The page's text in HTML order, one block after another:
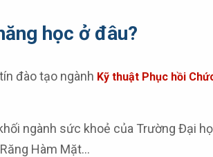
học ở đâu?
đào tạo ngành Kỹ thuật Phục hồi
ngành sức khoẻ của Trường Đại
Hàm Mặt…